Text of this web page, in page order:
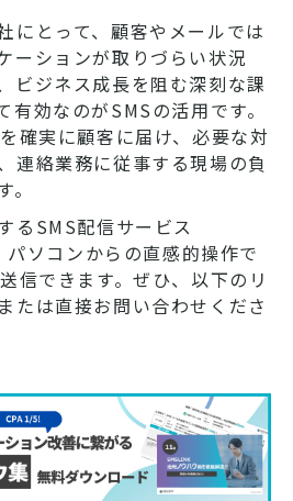
にとって、顧客やメールでは
ーションが取りづらい状況
ビジネス成長を阻む深刻な課
有効なのがSMSの活用です。
確実に顧客に届け、必要な対
連絡業務に従事する現場の負
るSMS配信サービス
パソコンからの直感的操作で
信できます。ぜひ、以下のリ
たは直接お問い合わせくださ